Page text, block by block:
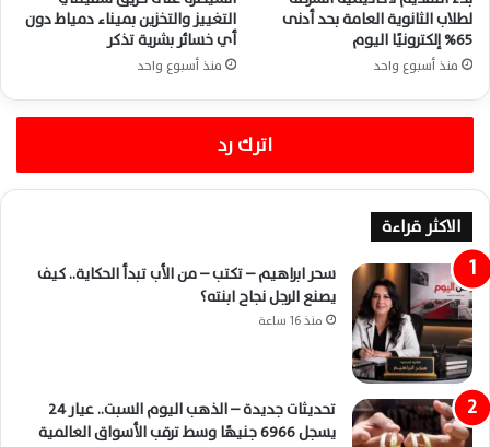
لطلاب الثانوية العامة بحد أدنى
65% إلكترونيًا اليوم
منذ أسبوع واحد
التغييز والتخزين بميناء دمياط دون
أي خسائر بشرية تذكر
منذ أسبوع واحد
اترك رد
الاكثر قراءة
سحر ابراهيم – تكتب – من الأب تبدأ الحكاية.. كيف
يصنع الرجل نجاح ابنته؟
منذ 16 ساعة
تحديثات جديدة – الذهب اليوم السبت.. عيار 24
يسجل 6966 جنيهًا وسط ترقب الأسواق العالمية